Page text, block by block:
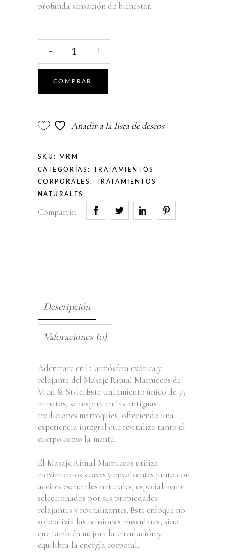
profunda sensación de bienestar.
Marruecos
quantity
- +
COMPRAR
Añadir a la lista de deseos
SKU: MRM
CATEGORÍAS:
TRATAMIENTOS
CORPORALES,
TRATAMIENTOS
NATURALES
Compartir:
Descripción
Valoraciones (0)
Adéntrate en la atmósfera exótica y
relajante del Masaje Ritual Marruecos de
Vital & Style. Este tratamiento único de 55
minutos, se inspira en las antiguas
tradiciones marroquíes, ofreciendo una
experiencia integral que revitaliza tanto el
cuerpo como la mente.
El Masaje Ritual Marruecos utiliza
movimientos suaves y envolventes junto con
aceites esenciales naturales, especialmente
seleccionados por sus propiedades
relajantes y revitalizantes. Este enfoque no
solo alivia las tensiones musculares, sino
que también mejora la circulación y
equilibra la energía corporal,